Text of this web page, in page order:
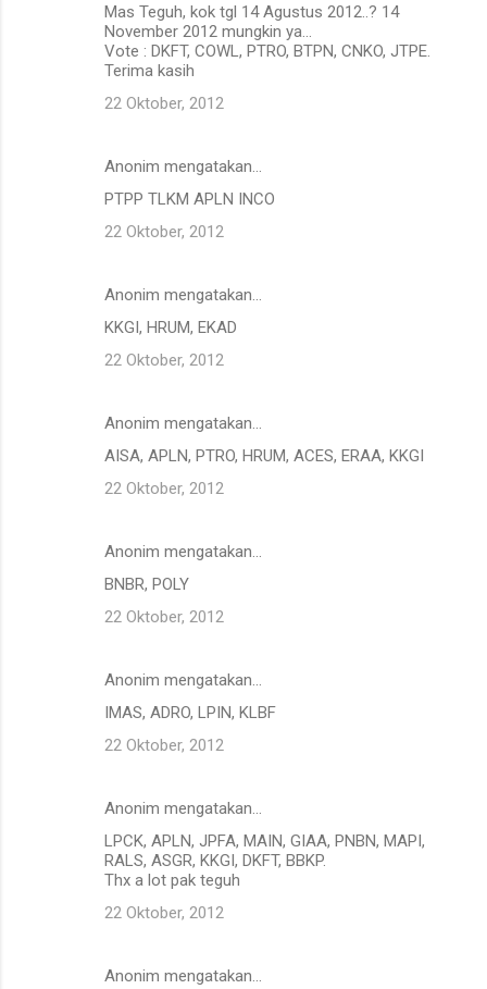
Mas Teguh, kok tgl 14 Agustus 2012..? 14
November 2012 mungkin ya...
Vote : DKFT, COWL, PTRO, BTPN, CNKO, JTPE.
Terima kasih
22 Oktober, 2012
Anonim mengatakan…
PTPP TLKM APLN INCO
22 Oktober, 2012
Anonim mengatakan…
KKGI, HRUM, EKAD
22 Oktober, 2012
Anonim mengatakan…
AISA, APLN, PTRO, HRUM, ACES, ERAA, KKGI
22 Oktober, 2012
Anonim mengatakan…
BNBR, POLY
22 Oktober, 2012
Anonim mengatakan…
IMAS, ADRO, LPIN, KLBF
22 Oktober, 2012
Anonim mengatakan…
LPCK, APLN, JPFA, MAIN, GIAA, PNBN, MAPI,
RALS, ASGR, KKGI, DKFT, BBKP.
Thx a lot pak teguh
22 Oktober, 2012
Anonim mengatakan…